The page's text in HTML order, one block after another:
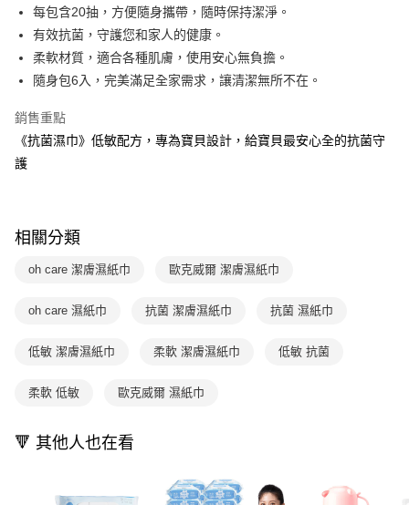
1.本服務係由「台灣大哥大股份有限公司」（以下簡稱本公司）所提供，讓
用戶於交易時，得透過本服務購買商品或服務，並由商店將買賣／分期付款
買賣價金債權讓與本公司後，依約使用本公司帳單繳交帳款。
2.基於同意付款使用「大哥付你分期」之契約關係目的，商店將以您的個人
資料（包含姓名、電話或地址）提供予台灣大哥大進項蒐集、處理及利用，
3.完整用戶服務條款，請詳閱以下連結：
ATM／網路銀行／等多元方式進行付款，方視為交易完成。
※ 請注意：結帳手續完成當下不需立刻繳費，但若您需要取消訂單，請聯絡
購買商品的店家。未經商家同意取消之訂單仍視為有效，需透過AFTEE先享
後付繳納相關費用。
※ 交易是否成功請以「AFTEE先享後付 」之結帳頁面顯示為準，若有關於
【注意事項】
１．透過由恩沛科技股份有限公司提供之「AFTEE先享後付」服務完成之交
易，需依本服務之必要範圍內提供個人資料，並將交易相關給付款項請求債
３．未成年的使用者請事先徵得法定代理人或監護人之同意方可使用
任。
時審查核予不同之上限額度；若仍有額度不足之情形，本公司將視審查結果
恩沛科技股份有限公司將有權停止該用戶之使用額度並採取法律行動。
國內宅配/郵寄 (不適用離島、海外及郵局i郵箱)
每筆NT$70，滿NT$800(含以上)免運費
離島宅配（澎湖、金門、馬祖、小琉球；不適用於郵局i郵箱）
每包含20抽，方便隨身攜帶，隨時保持潔淨。
有效抗菌，守護您和家人的健康。
柔軟材質，適合各種肌膚，使用安心無負擔。
隨身包6入，完美滿足全家需求，讓清潔無所不在。
銷售重點
《抗菌濕巾》低敏配方，專為寶貝設計，給寶貝最安心全的抗菌守
護
相關分類
oh care 潔膚濕紙巾 歐克威爾 潔膚濕紙巾
oh care 濕紙巾 抗菌 潔膚濕紙巾 抗菌 濕紙巾
低敏 潔膚濕紙巾 柔軟 潔膚濕紙巾 低敏 抗菌
柔軟 低敏 歐克威爾 濕紙巾
🔻 其他人也在看